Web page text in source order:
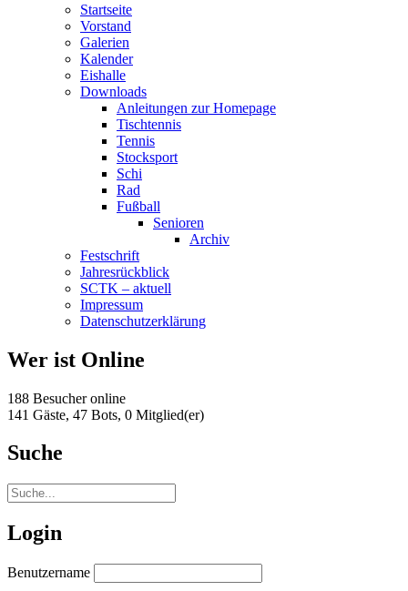
Startseite
Vorstand
Galerien
Kalender
Eishalle
Downloads
Anleitungen zur Homepage
Tischtennis
Tennis
Stocksport
Schi
Rad
Fußball
Senioren
Archiv
Festschrift
Jahresrückblick
SCTK – aktuell
Impressum
Datenschutzerklärung
Wer ist Online
188 Besucher online
141 Gäste, 47 Bots, 0 Mitglied(er)
Suche
Login
Benutzername